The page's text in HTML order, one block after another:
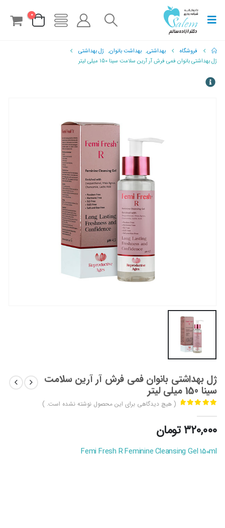
0
فروشگاه بهداشتی, بهداشت بانوان, ژل بهداشتی
ژل بهداشتی بانوان فمی فرش آر آرین سلامت سینا 150 میلی لیتر
ژل بهداشتی بانوان فمی فرش آر آرین سلامت
سینا 150 میلی لیتر
( هیچ دیدگاهی برای این محصول نوشته نشده است. )
۳۲۰,۰۰۰تومان
Femi Fresh R Feminine Cleansing Gel 150ml